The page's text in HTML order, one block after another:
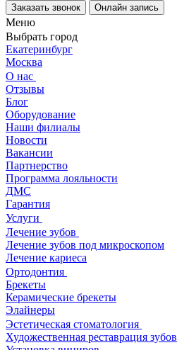
Заказать звонок Онлайн запись
Меню
Выбрать город
Екатеринбург
Москва
О нас
Отзывы
Блог
Оборудование
Наши филиалы
Новости
Вакансии
Партнерство
Программа лояльности
ДМС
Гарантия
Услуги
Лечение зубов
Лечение зубов под микроскопом
Лечение кариеса
Ортодонтия
Брекеты
Керамические брекеты
Элайнеры
Эстетическая стоматология
Художественная реставрация зубов